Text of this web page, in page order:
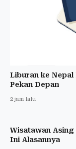
Liburan ke Nepal
Pekan Depan
2 jam lalu
Wisatawan
Ini Alasannya